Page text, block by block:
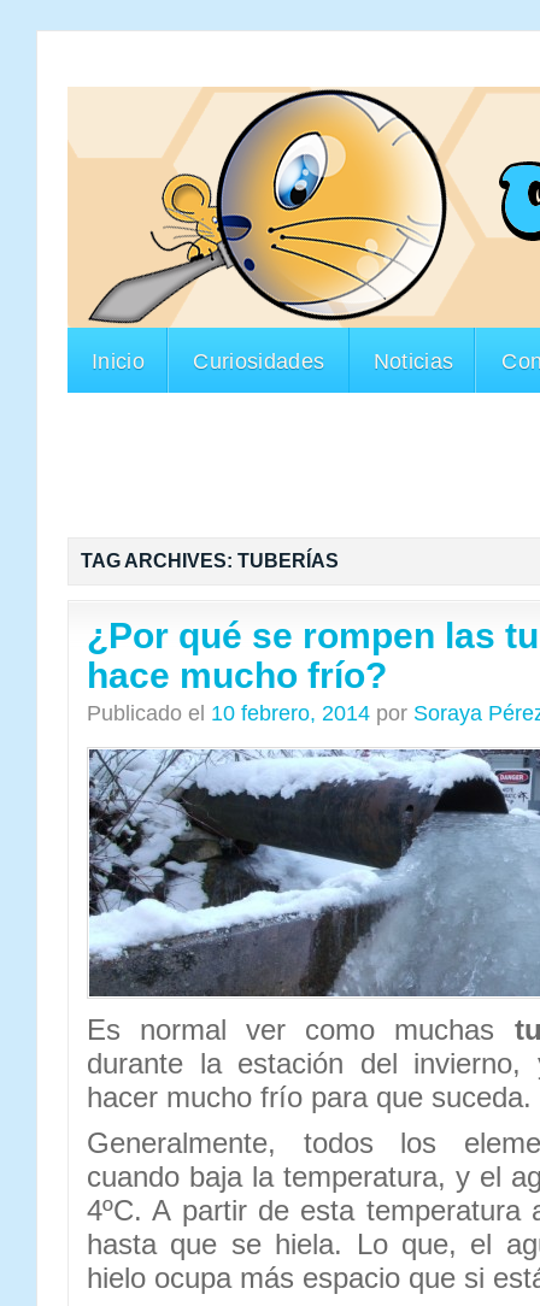
Inicio Curiosidades Noticias
TAG ARCHIVES: TUBERÍAS
¿Por qué se rompen las
hace mucho frío?
Publicado el 10 febrero, 2014 por Soraya
Es normal ver como muchas
durante la estación del
hacer mucho frío para que suceda.
Generalmente, todos los
cuando baja la temperatura, y el
4ºC. A partir de esta temperatura
hasta que se hiela. Lo que, el
hielo ocupa más espacio que si